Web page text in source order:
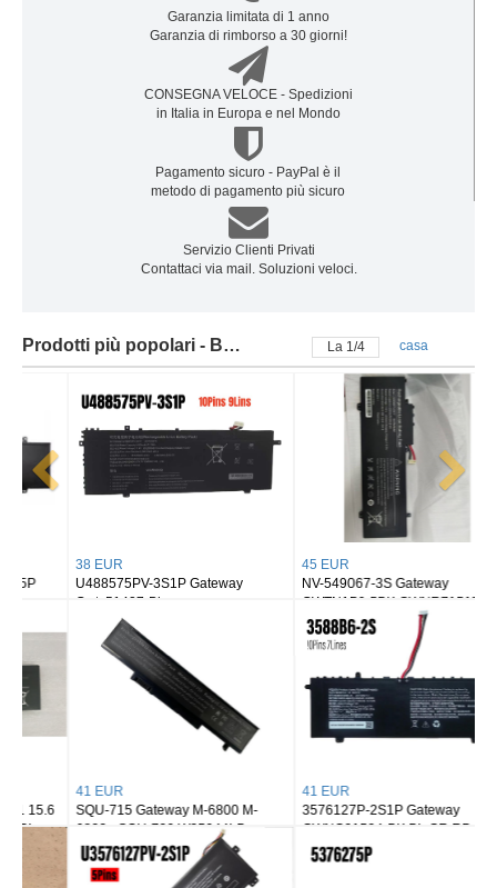
Garanzia limitata di 1 anno
Garanzia di rimborso a 30 giorni!
CONSEGNA VELOCE - Spedizioni
in Italia in Europa e nel Mondo
Pagamento sicuro - PayPal è il
metodo di pagamento più sicuro
Servizio Clienti Privati
Contattaci via mail. Soluzioni veloci.
Prodotti più popolari - Batteria gateway La 2/4 casa
38 EUR
U488575PV-3S1P Gateway
Gwtc51427-Bk
45 EUR
NV-549067-3S Gateway
GWTN156-5BK GWNR71517-BK
GWTN156-4PR
41 EUR
SQU-715 Gateway M-6800 M-
6823a SQU-720 W35044LB
W35052LB 6501210
41 EUR
3576127P-2S1P Gateway
GWNC21524-BK BL GR RD